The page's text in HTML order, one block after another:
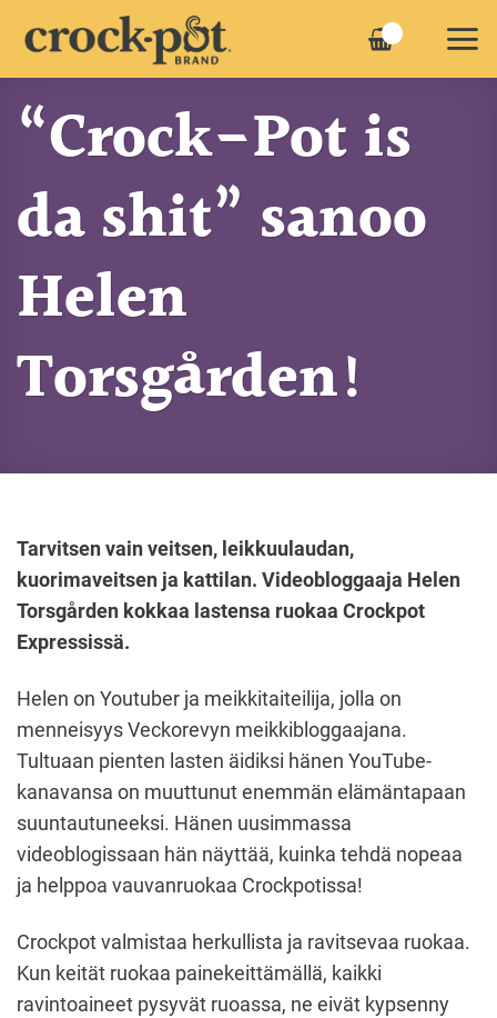
“Crock-Pot is
da shit” sanoo
Helen
Torsgården!
Tarvitsen vain veitsen, leikkuulaudan,
kuorimaveitsen ja kattilan. Videobloggaaja Helen
Torsgården kokkaa lastensa ruokaa Crockpot
Expressissä.
Helen on Youtuber ja meikkitaiteilija, jolla on
menneisyys Veckorevyn meikkibloggaajana.
Tultuaan pienten lasten äidiksi hänen YouTube-
kanavansa on muuttunut enemmän elämäntapaan
suuntautuneeksi. Hänen uusimmassa
videoblogissaan hän näyttää, kuinka tehdä nopeaa
ja helppoa vauvanruokaa Crockpotissa!
Crockpot valmistaa herkullista ja ravitsevaa ruokaa.
Kun keität ruokaa painekeittämällä, kaikki
ravintoaineet pysyvät ruoassa, ne eivät kypsenny